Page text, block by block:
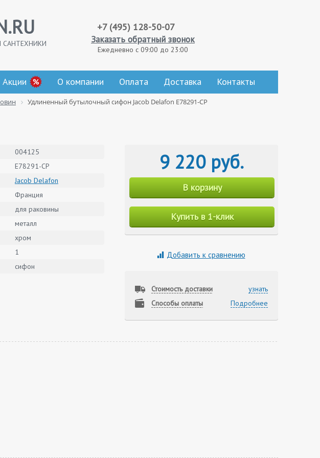
САНТЕХНИКИ
+7 (495) 128-50-07
Заказать обратный звонок
Ежедневно с 09:00 до 23:00
Акции О компании Оплата Доставка Контакты
Удлиненный бутылочный сифон Jacob Delafon E78291-CP
004125
E78291-CP
Jacob Delafon
Франция
для раковины
металл
хром
1
сифон
9 220 руб.
В корзину
Купить в 1-клик
Добавить к сравнению
Стоимость доставки
узнать
Способы оплаты
Подробнее